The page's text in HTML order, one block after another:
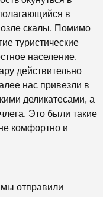
в
скалы. Помимо
туристические
население.
действительно
нас привезли в
деликатесами, а
Это были такие
комфортно и
отправили